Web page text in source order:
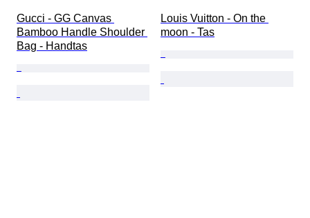
Gucci - GG Canvas
Bamboo Handle Shoulder
Bag - Handtas
Louis Vuitton - On the
moon - Tas